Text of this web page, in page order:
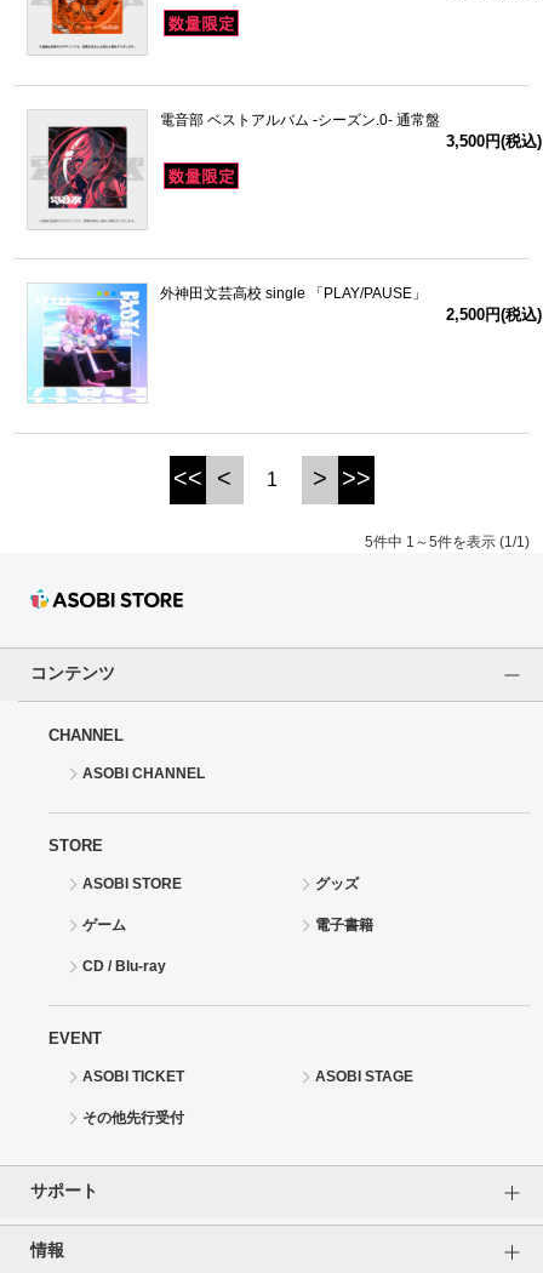
アイドリッシュセブン
モフモフパレード
電音部 ベストアルバム -シーズン.0- 通常盤
3,500円(税込)
外神田文芸高校 single 「PLAY/PAUSE」
2,500円(税込)
<< < 1 > >>
5件中 1～5件を表示 (1/1)
コンテンツ
CHANNEL
ASOBI CHANNEL
STORE
ASOBI STORE グッズ
ゲーム 電子書籍
CD / Blu-ray
EVENT
ASOBI TICKET ASOBI STAGE
その他先行受付
サポート
情報